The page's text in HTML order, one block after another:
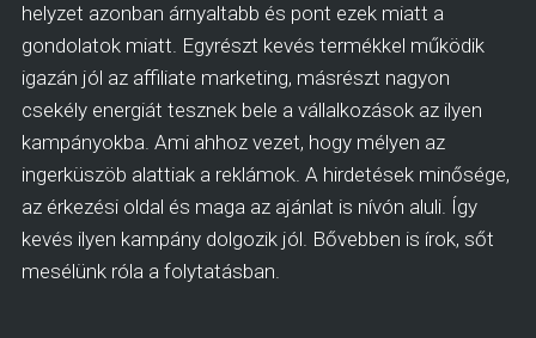
helyzet azonban árnyaltabb és pont ezek miatt a
gondolatok miatt. Egyrészt kevés termékkel működik
igazán jól az affiliate marketing, másrészt nagyon
csekély energiát tesznek bele a vállalkozások az ilyen
kampányokba. Ami ahhoz vezet, hogy mélyen az
ingerküszöb alattiak a reklámok. A hirdetések minősége,
az érkezési oldal és maga az ajánlat is nívón aluli. Így
kevés ilyen kampány dolgozik jól. Bővebben is írok, sőt
mesélünk róla a folytatásban.